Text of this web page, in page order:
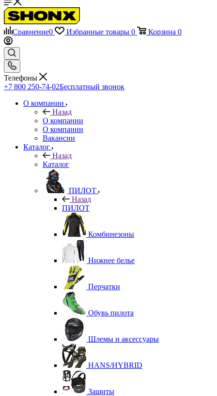
Сравнение0 Избранные товары 0 Корзина 0
Телефоны
+7 800 250-74-02Бесплатный звонок
О компании
Назад
О компании
О компании
Вакансии
Каталог
Назад
Каталог
ПИЛОТ
Назад
ПИЛОТ
Комбинезоны
Нижнее белье
Перчатки
Обувь пилота
Шлемы и аксессуары
HANS/HYBRID
Защиты